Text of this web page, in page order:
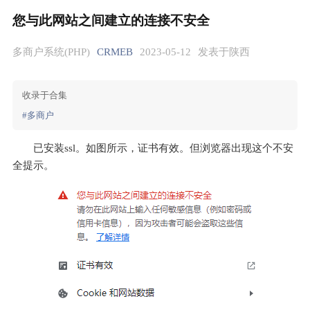
您与此网站之间建立的连接不安全
多商户系统(PHP) CRMEB 2023-05-12 发表于陕西
收录于合集
#多商户
已安装ssl。如图所示，证书有效。但浏览器出现这个不安
全提示。